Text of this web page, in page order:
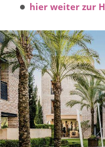
hier weiter zur